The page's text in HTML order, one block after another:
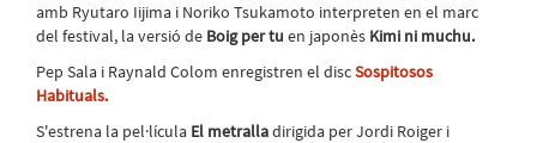
amb Ryutaro Iijima i Noriko Tsukamoto interpreten en el marc
del festival, la versió de Boig per tu en japonès Kimi ni muchu.
Pep Sala i Raynald Colom enregistren el discSospitosos
Habituals.
S'estrena la pel·lícula El metralladirigida per Jordi Roiger i